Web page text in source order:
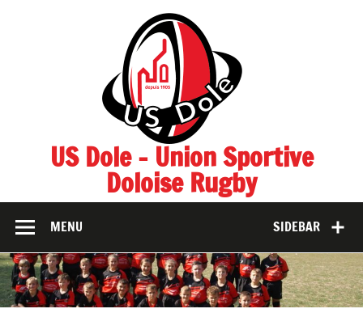
US Dole – Union Sportive
Doloise Rugby
SIDEBAR
MENU